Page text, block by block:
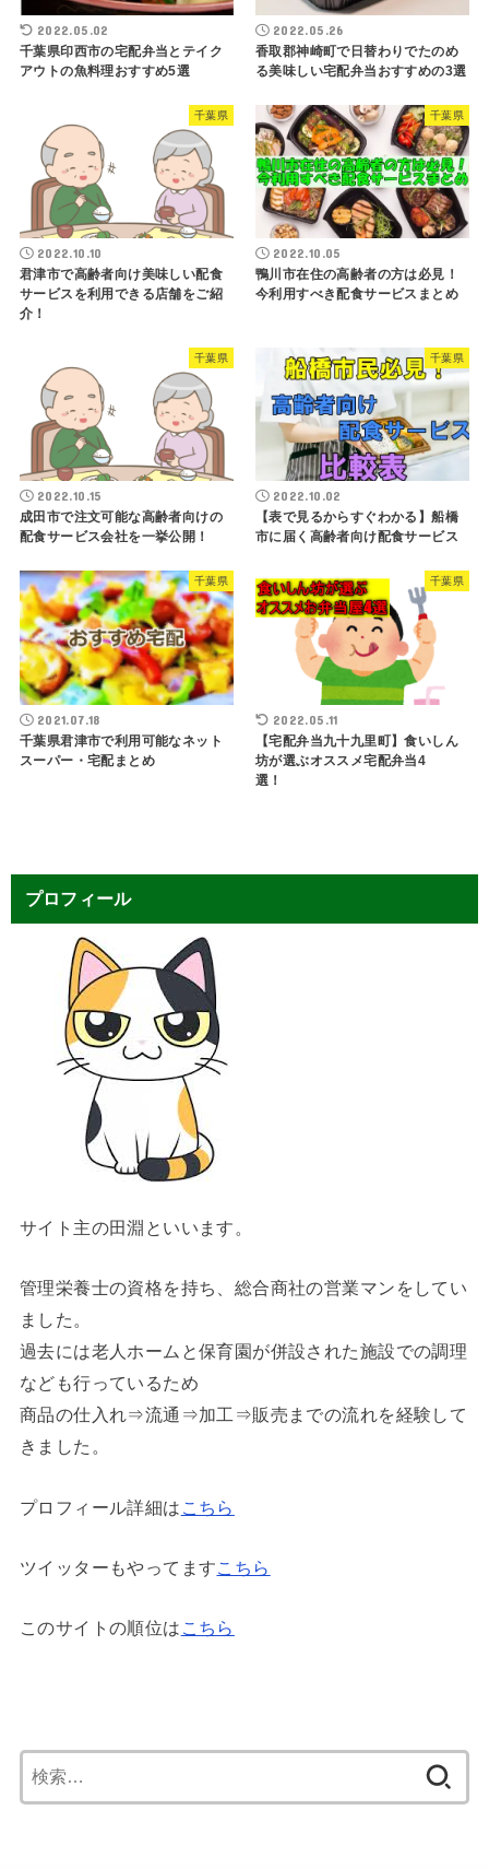
2022.05.02
千葉県印西市の宅配弁当とテイク
アウトの魚料理おすすめ5選
2022.05.26
香取郡神崎町で日替わりでたのめ
る美味しい宅配弁当おすすめの3選
千葉県
2022.10.10
君津市で高齢者向け美味しい配食
サービスを利用できる店舗をご紹
介！
千葉県
2022.10.05
鴨川市在住の高齢者の方は必見！
今利用すべき配食サービスまとめ
千葉県
2022.10.15
成田市で注文可能な高齢者向けの
配食サービス会社を一挙公開！
千葉県
2022.10.02
【表で見るからすぐわかる】船橋
市に届く高齢者向け配食サービス
千葉県
2021.07.18
千葉県君津市で利用可能なネット
スーパー・宅配まとめ
千葉県
2022.05.11
【宅配弁当九十九里町】食いしん
坊が選ぶオススメ宅配弁当4
選！
プロフィール
サイト主の田淵といいます。
管理栄養士の資格を持ち、総合商社の営業マンをしてい
ました。
過去には老人ホームと保育園が併設された施設での調理
なども行っているため
商品の仕入れ⇒流通⇒加工⇒販売までの流れを経験して
きました。
プロフィール詳細は こちら
ツイッターもやってますこちら
このサイトの順位は こちら
索: